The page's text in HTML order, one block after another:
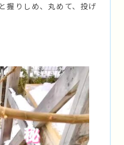
握りしめ、丸めて、投げ